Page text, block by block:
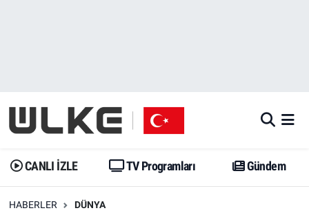
CANLI İZLE TV Programları Gündem
HABERLER DÜNYA
Gündem
Dünya
Gündem
Trend
İstanbul Namaz Vakitleri
Trafik Durumu